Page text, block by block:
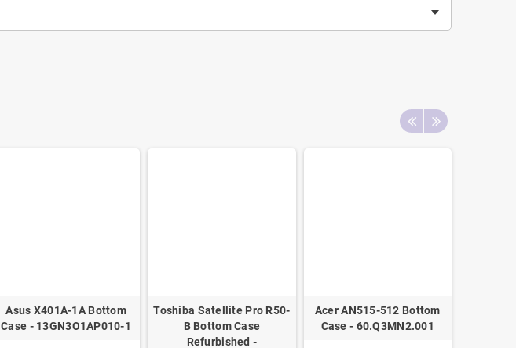
Asus X401A-1A Bottom
Case - 13GN3O1AP010-1
Toshiba Satellite Pro R50-
B Bottom Case
Refurbished -
Acer AN515-512 Bottom
Case - 60.Q3MN2.001